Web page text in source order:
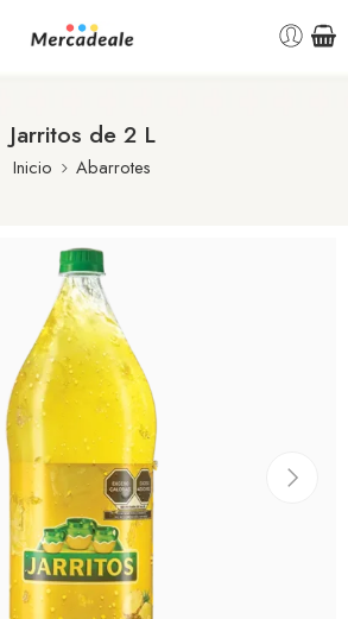
Jarritos de 2 L
Inicio Abarrotes